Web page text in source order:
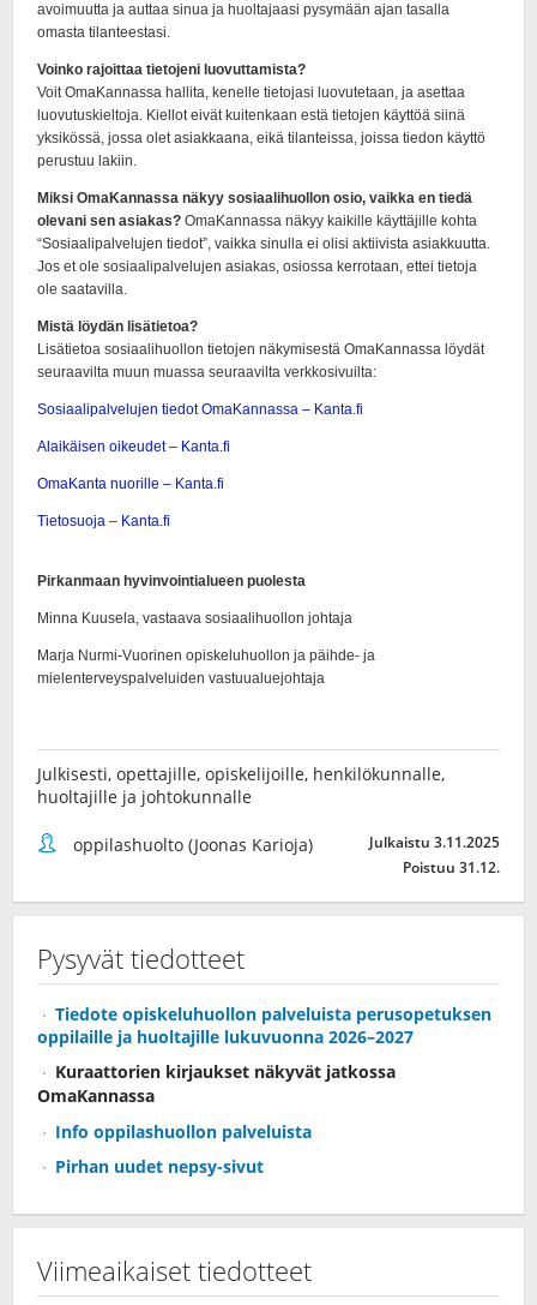
Julkisesti, opettajille, opiskelijoille, henkilökunnalle,
huoltajille ja johtokunnalle
oppilashuolto (Joonas Karioja)
Julkaistu 3.11.2025
Poistuu 31.12.
Pysyvät tiedotteet
Tiedote opiskeluhuollon palveluista perusopetuksen
oppilaille ja huoltajille lukuvuonna 2026–2027
Kuraattorien kirjaukset näkyvät jatkossa
OmaKannassa
Info oppilashuollon palveluista
Pirhan uudet nepsy-sivut
Viimeaikaiset tiedotteet